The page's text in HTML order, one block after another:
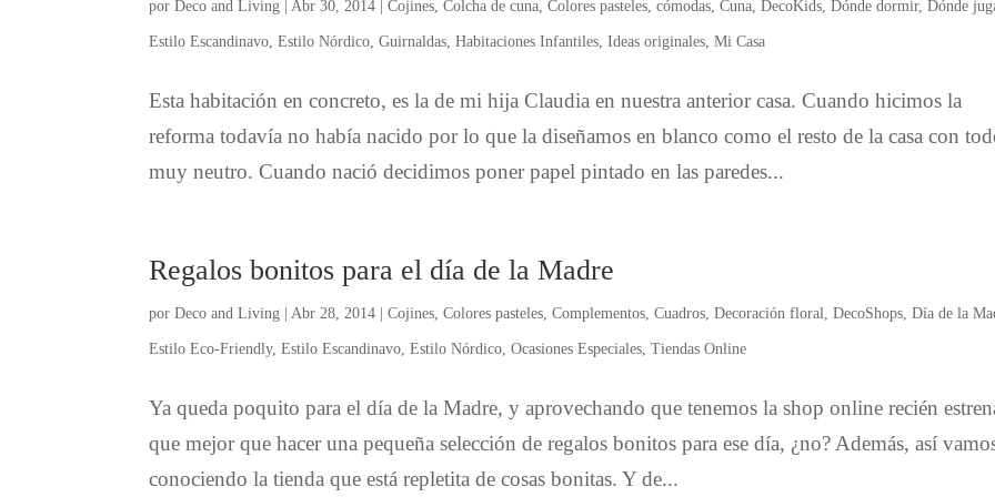
porDeco and Living Abr 30, 2014 |Cojines ,Colcha de cuna ,Colores pasteles ,cómodas ,Cuna ,DecoKids ,Dónde dormir,Dónde
Estilo Escandinavo ,Estilo Nórdico ,Guirnaldas ,Habitaciones Infantiles ,Ideas originales ,Mi Casa
Esta habitación en concreto, es la de mi hija Claudia en nuestra anterior casa. Cuando hicimos la
reforma todavía no había nacido por lo que la diseñamos en blanco como el resto de la casa con
muy neutro. Cuando nació decidimos poner papel pintado en las paredes...
Regalos bonitos para el día de la Madre
porDeco and Living Abr 28, 2014 |Cojines ,Colores pasteles ,Complementos ,Cuadros ,Decoración floral ,DecoShops ,Día de la
Estilo Eco-Friendly,Estilo Escandinavo ,Estilo Nórdico ,Ocasiones Especiales ,Tiendas Online
Ya queda poquito para el día de la Madre, y aprovechando que tenemos la shop online recién
que mejor que hacer una pequeña selección de regalos bonitos para ese día, ¿no? Además, así
conociendo la tienda que está repletita de cosas bonitas. Y de...